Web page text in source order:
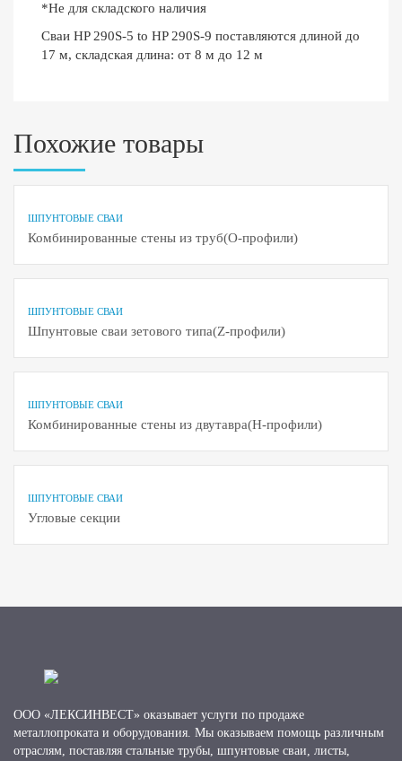
*Не для складского наличия
Сваи HP 290S-5 to HP 290S-9 поставляются длиной до
17 м, складская длина: от 8 м до 12 м
Похожие товары
ШПУНТОВЫЕ СВАИ
Комбинированные стены из труб(О-профили)
ШПУНТОВЫЕ СВАИ
Шпунтовые сваи зетового типа(Z-профили)
ШПУНТОВЫЕ СВАИ
Комбинированные стены из двутавра(H-профили)
ШПУНТОВЫЕ СВАИ
Угловые секции
ООО «ЛЕКСИНВЕСТ» оказывает услуги по продаже
металлопроката и оборудования. Мы оказываем помощь различным
отраслям, поставляя стальные трубы, шпунтовые сваи, листы,